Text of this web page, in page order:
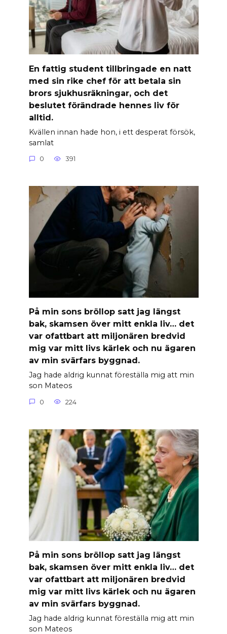
En fattig student tillbringade en natt
med sin rike chef för att betala sin
brors sjukhusräkningar, och det
beslutet förändrade hennes liv för
alltid.
Kvällen innan hade hon, i ett desperat försök,
samlat
0 391
På min sons bröllop satt jag längst
bak, skamsen över mitt enkla liv… det
var ofattbart att miljonären bredvid
mig var mitt livs kärlek och nu ägaren
av min svärfars byggnad.
Jag hade aldrig kunnat föreställa mig att min
son Mateos
0 224
På min sons bröllop satt jag längst
bak, skamsen över mitt enkla liv… det
var ofattbart att miljonären bredvid
mig var mitt livs kärlek och nu ägaren
av min svärfars byggnad.
Jag hade aldrig kunnat föreställa mig att min
son Mateos